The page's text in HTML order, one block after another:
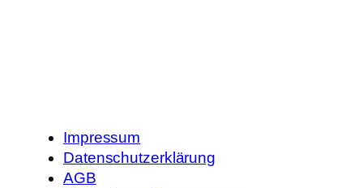
Impressum
Datenschutzerklärung
AGB